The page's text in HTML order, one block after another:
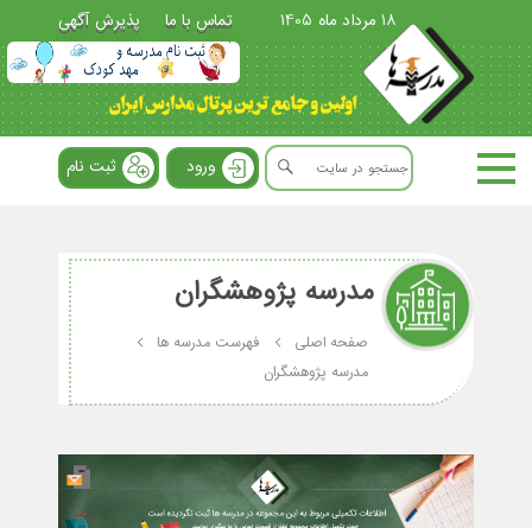
18 مرداد ماه 1405 تماس با ما پذیرش آگهی
ورود ثبت نام
مدرسه پژوهشگران
صفحه اصلی
فهرست مدرسه ها
مدرسه پژوهشگران